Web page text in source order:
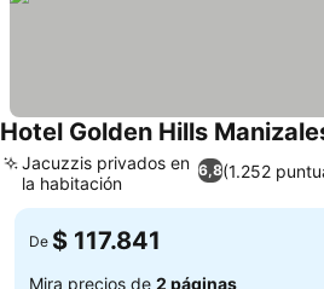
Hotel Golden Hills
6,8(1.252
Jacuzzis privados en
la habitación
De $ 117.841
Mira precios de 2 páginas